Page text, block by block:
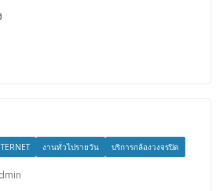
งานทั่วไปรายวัน บริการกล้องวงจรปิด